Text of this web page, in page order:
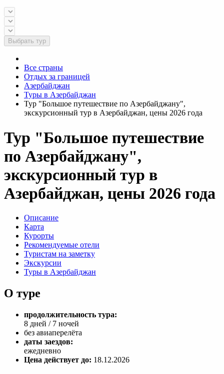
Выбрать тур
Все страны
Отдых за границей
Азербайджан
Туры в Азербайджан
Тур "Большое путешествие по Азербайджану",
экскурсионный тур в Азербайджан, цены 2026 года
Тур "Большое путешествие
по Азербайджану",
экскурсионный тур в
Азербайджан, цены 2026 года
Описание
Карта
Курорты
Рекомендуемые отели
Туристам на заметку
Экскурсии
Туры в Азербайджан
О туре
продолжительность тура:
8 дней / 7 ночей
без авиаперелёта
даты заездов:
ежедневно
Цена действует до: 18.12.2026